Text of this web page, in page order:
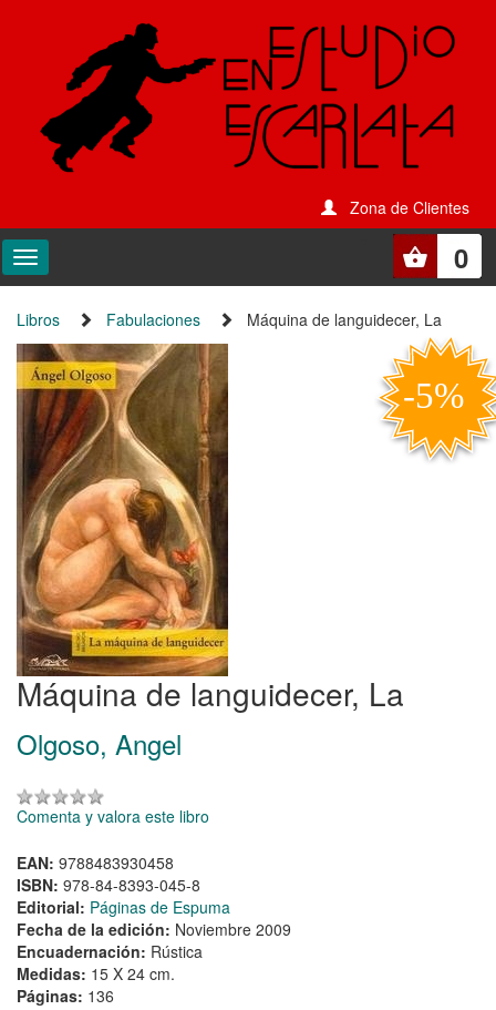
Zona de Clientes
0
Libros Fabulaciones Máquina de languidecer, La
Máquina de languidecer, La
Olgoso, Angel
Comenta y valora este libro
EAN: 9788483930458
ISBN: 978-84-8393-045-8
Editorial: Páginas de Espuma
Fecha de la edición: Noviembre 2009
Encuadernación: Rústica
Medidas: 15 X 24 cm.
Páginas: 136